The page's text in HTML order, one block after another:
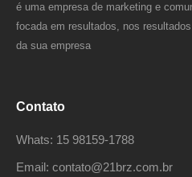
é uma empresa de marketing e
focada em resultados, nos resultados
da sua empresa
Contato
Whats: 15 98159-1788
Email: contato@21brz.com.br